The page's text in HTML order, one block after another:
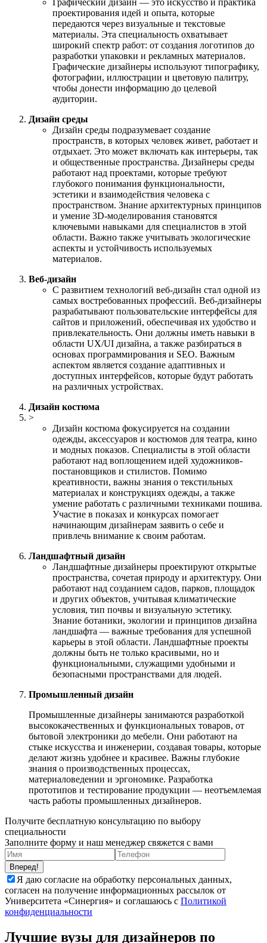
проектирования идей и опыта, которые
передаются через визуальные и текстовые
материалы. Эта специальность охватывает
широкий спектр работ: от создания логотипов до
разработки упаковки и рекламных материалов.
Графические дизайнеры используют типографику,
фотографии, иллюстрации и цветовую палитру,
чтобы донести информацию до целевой
аудитории.
Дизайн среды
Дизайн среды подразумевает создание
пространств, в которых человек живет, работает и
отдыхает. Это может включать как интерьеры, так
и общественные пространства. Дизайнеры среды
работают над проектами, которые требуют
глубокого понимания функциональности,
эстетики и взаимодействия человека с
пространством. Знание архитектурных принципов
и умение 3D-моделирования становятся
ключевыми навыками для специалистов в этой
области. Важно также учитывать экологические
аспекты и устойчивость используемых
материалов.
Веб-дизайн
С развитием технологий веб-дизайн стал одной из
самых востребованных профессий. Веб-дизайнеры
разрабатывают пользовательские интерфейсы для
сайтов и приложений, обеспечивая их удобство и
привлекательность. Они должны иметь навыки в
области UX/UI дизайна, а также разбираться в
основах программирования и SEO. Важным
аспектом является создание адаптивных и
доступных интерфейсов, которые будут работать
на различных устройствах.
Дизайн костюма
>
Дизайн костюма фокусируется на создании
одежды, аксессуаров и костюмов для театра, кино
и модных показов. Специалисты в этой области
работают над воплощением идей художников-
постановщиков и стилистов. Помимо
креативности, важны знания о текстильных
материалах и конструкциях одежды, а также
умение работать с различными техниками пошива.
Участие в показах и конкурсах помогает
начинающим дизайнерам заявить о себе и
привлечь внимание к своим работам.
Ландшафтный дизайн
Ландшафтные дизайнеры проектируют открытые
пространства, сочетая природу и архитектуру. Они
работают над созданием садов, парков, площадок
и других объектов, учитывая климатические
условия, тип почвы и визуальную эстетику.
Знание ботаники, экологии и принципов дизайна
ландшафта — важные требования для успешной
карьеры в этой области. Ландшафтные проекты
должны быть не только красивыми, но и
функциональными, служащими удобными и
безопасными пространствами для людей.
Промышленный дизайн
Промышленные дизайнеры занимаются разработкой
высококачественных и функциональных товаров, от
бытовой электроники до мебели. Они работают на
стыке искусства и инженерии, создавая товары, которые
делают жизнь удобнее и красивее. Важны глубокие
знания о производственных процессах,
материаловедении и эргономике. Разработка
прототипов и тестирование продукции — неотъемлемая
часть работы промышленных дизайнеров.
Получите бесплатную консультацию по выбору
специальности
Заполните форму и наш менеджер свяжется с вами
Вперед!
Я даю согласие на обработку персональных данных,
согласен на получение информационных рассылок от
Университета «Синергия» и соглашаюсь c Политикой
конфиденциальности
Лучшие вузы для дизайнеров по